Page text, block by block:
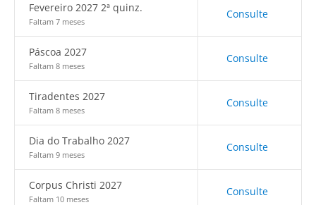
Fevereiro 2027 2ª quinz.
Faltam 7 meses
Consulte
Páscoa 2027
Faltam 8 meses
Consulte
Tiradentes 2027
Faltam 8 meses
Consulte
Dia do Trabalho 2027
Faltam 9 meses
Consulte
Corpus Christi 2027
Faltam 10 meses
Consulte